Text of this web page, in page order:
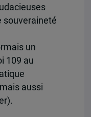
souveraineté
un
109 au
aussi